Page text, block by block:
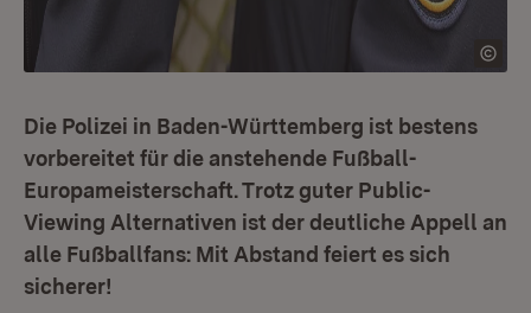
Die Polizei in Baden-Württemberg ist bestens
vorbereitet für die anstehende Fußball-
Europameisterschaft. Trotz guter Public-
Viewing Alternativen ist der deutliche Appell an
alle Fußballfans: Mit Abstand feiert es sich
sicherer!